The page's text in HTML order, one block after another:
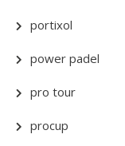
portixol
power padel
pro tour
procup